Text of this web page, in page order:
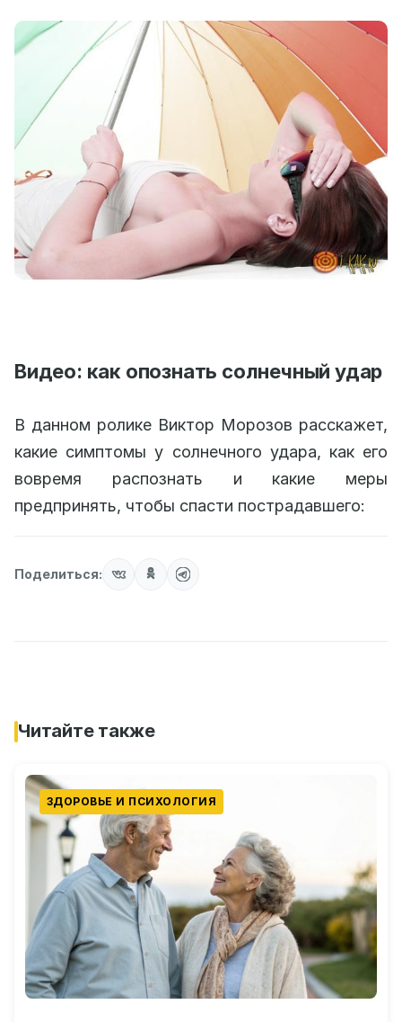
Видео: как опознать солнечный удар
В данном ролике Виктор Морозов расскажет,
какие симптомы у солнечного удара, как его
вовремя распознать и какие меры
предпринять, чтобы спасти пострадавшего:
Поделиться:
Читайте также
ЗДОРОВЬЕ И ПСИХОЛОГИЯ